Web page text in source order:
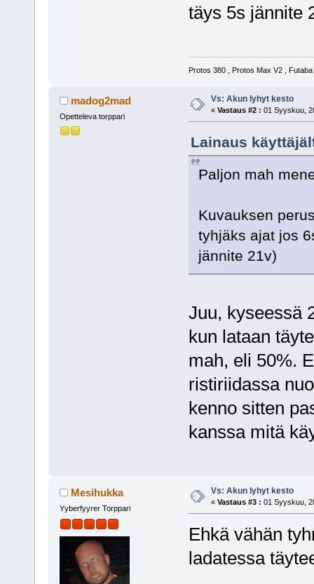
täys 5s jännite
Protos 380 , Protos Max V2 ,
madog2mad
Opetteleva torppari
Vs: Akun lyhyt kesto
« Vastaus #2 : 01 Syyskuu,
Lainaus
Paljon mah
Kuvauksen
tyhjäks ajat jos
jännite 21v)
Juu, kyseessä
kun lataan
mah, eli 50%.
ristiriidassa
kenno sitten
kanssa mitä
Mesihukka
Yyberfyyrer Torppari
Vs: Akun lyhyt kesto
« Vastaus #3 : 01 Syyskuu,
Ehkä vähän
ladatessa